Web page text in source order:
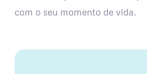
com o seu momento de vida.